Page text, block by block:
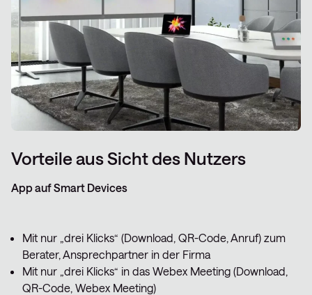
Vorteile aus Sicht des Nutzers
App auf Smart Devices
Mit nur „drei Klicks“ (Download, QR-Code, Anruf) zum
Berater, Ansprechpartner in der Firma
Mit nur „drei Klicks“ in das Webex Meeting (Download,
QR-Code, Webex Meeting)